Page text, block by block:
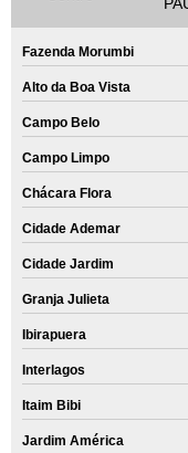
recuperar dados hd
orçamento de recuperar
orçamento de
orçamento para
orçamento para
recuperação dados Jardim
orçamento de recuperação
recuperação dados hd
Fazenda Morumbi
Alto da Boa Vista
Campo Belo
Campo Limpo
Chácara Flora
Cidade Ademar
Cidade Jardim
Granja Julieta
Ibirapuera
Interlagos
Itaim Bibi
Jardim América